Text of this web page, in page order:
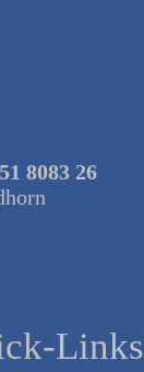
8083 26
Links